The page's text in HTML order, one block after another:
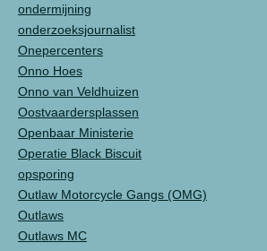
ondermijning
onderzoeksjournalist
Onepercenters
Onno Hoes
Onno van Veldhuizen
Oostvaardersplassen
Openbaar Ministerie
Operatie Black Biscuit
opsporing
Outlaw Motorcycle Gangs (OMG)
Outlaws
Outlaws MC